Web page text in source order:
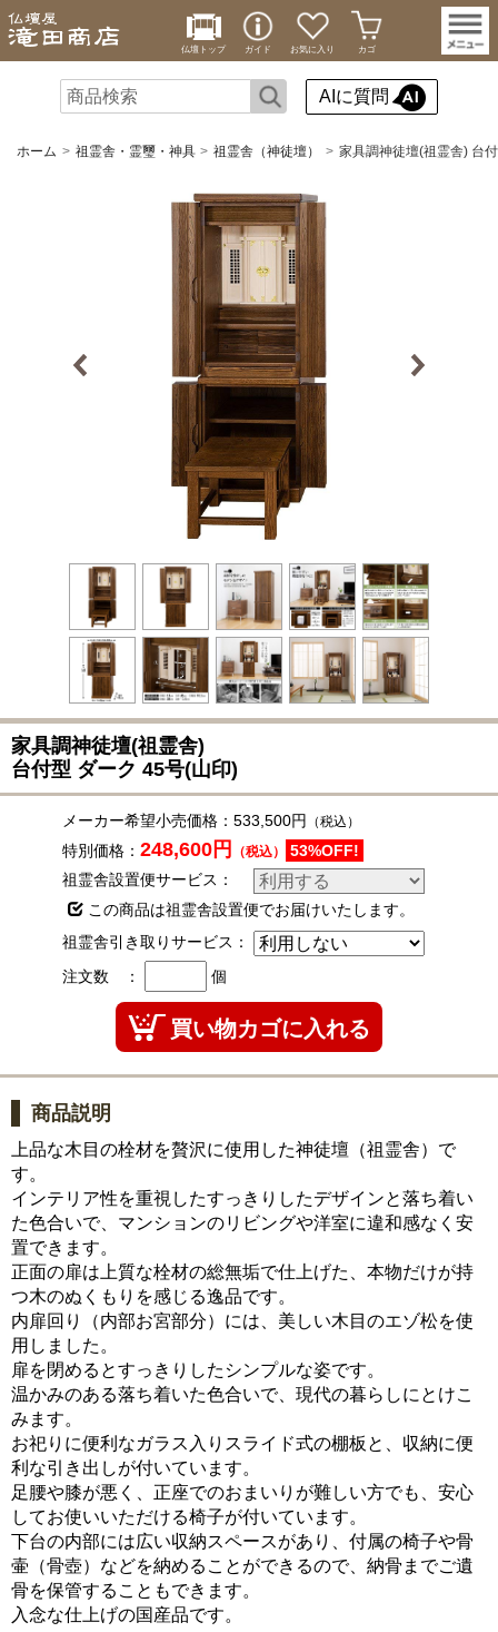
仏壇トップ ガイド お気に入り カゴ
AIに質問
ホーム 祖霊舎・霊璽・神具 祖霊舎（神徒壇） 家具調神徒壇(祖霊舎) 台
家具調神徒壇(祖霊舎)
台付型 ダーク 45号(山印)
メーカー希望小売価格： 533,500円 （税込）
特別価格： 248,600円 （税込）
53%OFF!
祖霊舎設置便サービス：
この商品は祖霊舎設置便でお届けいたします。
祖霊舎引き取りサービス：
注文数 ：
個
商品説明
上品な木目の栓材を贅沢に使用した神徒壇（祖霊舎）で
す。
インテリア性を重視したすっきりしたデザインと落ち着い
た色合いで、マンションのリビングや洋室に違和感なく安
置できます。
正面の扉は上質な栓材の総無垢で仕上げた、本物だけが持
つ木のぬくもりを感じる逸品です。
内扉回り（内部お宮部分）には、美しい木目のエゾ松を使
用しました。
扉を閉めるとすっきりしたシンプルな姿です。
温かみのある落ち着いた色合いで、現代の暮らしにとけこ
みます。
お祀りに便利なガラス入りスライド式の棚板と、収納に便
利な引き出しが付いています。
足腰や膝が悪く、正座でのおまいりが難しい方でも、安心
してお使いいただける椅子が付いています。
下台の内部には広い収納スペースがあり、付属の椅子や骨
壷（骨壺）などを納めることができるので、納骨までご遺
骨を保管することもできます。
入念な仕上げの国産品です。